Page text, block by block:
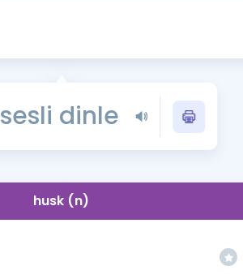
Tüm ÖSYM
YDS - YÖKDİL
İngilizce Gramer
sesli dinle
husk (n)